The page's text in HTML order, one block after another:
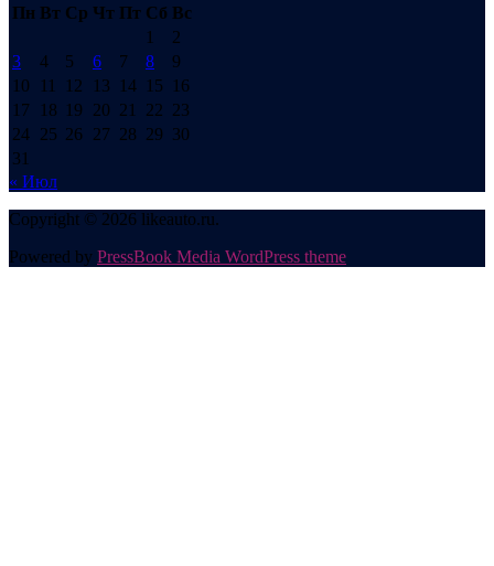
Пн Вт Ср Чт Пт Сб Вс
1
2
3
4 5 6 7 8
9
10
11 12 13 14 15
16
17
18 19 20 21 22 23
24 25 26 27 28 29 30
31
« Июл
Copyright © 2026 likeauto.ru.
Powered by PressBook Media WordPress theme